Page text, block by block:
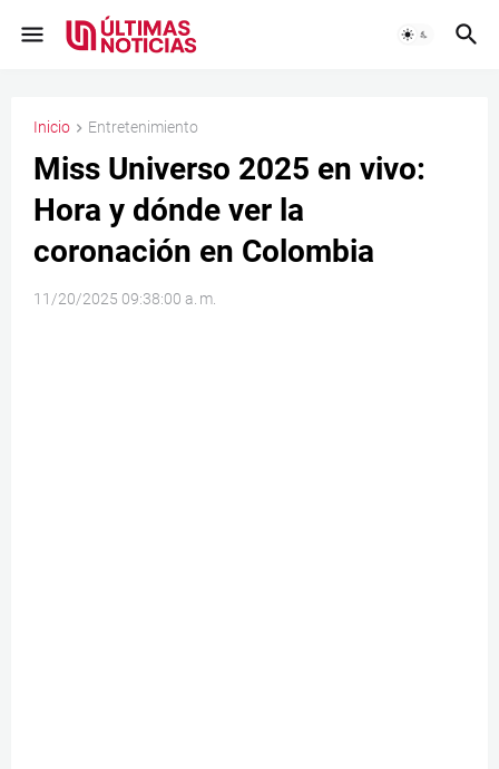
Inicio Entretenimiento
Miss Universo 2025 en vivo:
Hora y dónde ver la
coronación en Colombia
11/20/2025 09:38:00 a. m.